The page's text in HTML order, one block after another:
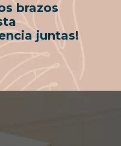
brazos
juntas!